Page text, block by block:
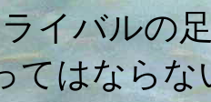
イバルの
てはならな